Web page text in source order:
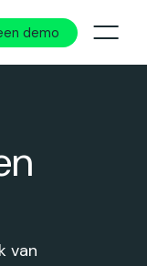
demo
van